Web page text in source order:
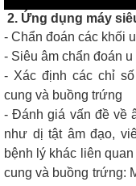
2. Ứng dụng máy
- Chẩn đoán các khối
- Siêu âm chẩn đoán
- Xác định các chỉ
cung và buồng trứng
- Đánh giá vấn đề về
như dị tật âm đạo,
bệnh lý khác liên
cung và buồng trứng: